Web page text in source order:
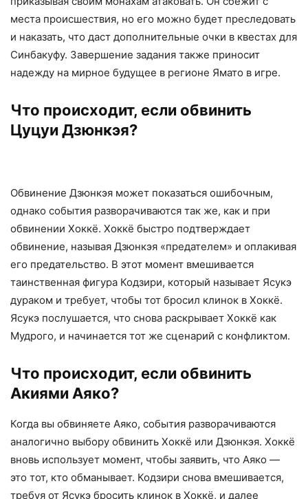
места происшествия, но его можно будет преследовать
и наказать, что даст дополнительные очки в квестах для
Синбакуфу. Завершение задания также приносит
надежду на мирное будущее в регионе Ямато в игре.
Что происходит, если обвинить
Цуцуи Дзюнкэя?
Обвинение Дзюнкэя может показаться ошибочным,
однако события разворачиваются так же, как и при
обвинении Хоккё. Хоккё быстро подтверждает
обвинение, называя Дзюнкэя «предателем» и оплакивая
его предательство. В этот момент вмешивается
таинственная фигура Кодзири, который называет Ясукэ
дураком и требует, чтобы тот бросил клинок в Хоккё.
Ясукэ послушается, что снова раскрывает Хоккё как
Мудрого, и начинается тот же сценарий с конфликтом.
Что происходит, если обвинить
Акиями Аяко?
Когда вы обвиняете Аяко, события разворачиваются
аналогично выбору обвинить Хоккё или Дзюнкэя. Хоккё
вновь использует момент, чтобы заявить, что Аяко —
это тот, кто обманывает. Кодзири снова вмешивается,
требуя от Ясукэ бросить клинок в Хоккё, и далее